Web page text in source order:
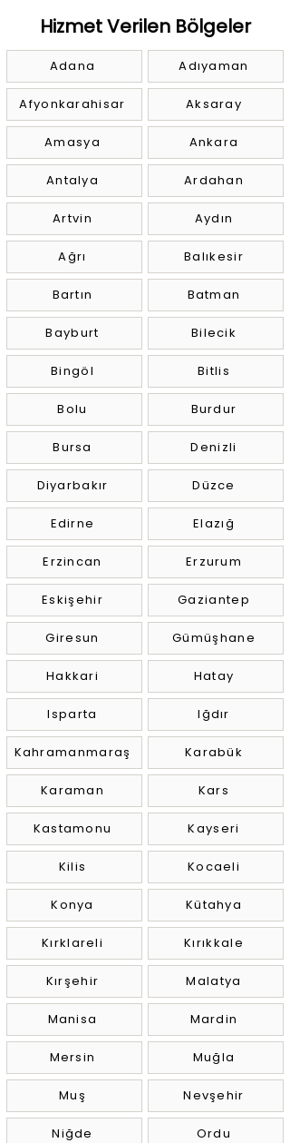
Hizmet Verilen Bölgeler
Adana
Afyonkarahisar
Amasya
Antalya
Artvin
Ağrı
Bartın
Bayburt
Bingöl
Bolu
Bursa
Diyarbakır
Edirne
Erzincan
Eskişehir
Giresun
Hakkari
Isparta
Kahramanmaraş
Karaman
Kastamonu
Kilis
Konya
Kırklareli
Kırşehir
Manisa
Mersin
Muş
Niğde
Adıyaman
Aksaray
Ankara
Ardahan
Aydın
Balıkesir
Batman
Bilecik
Bitlis
Burdur
Denizli
Düzce
Elazığ
Erzurum
Gaziantep
Gümüşhane
Hatay
Iğdır
Karabük
Kars
Kayseri
Kocaeli
Kütahya
Kırıkkale
Malatya
Mardin
Muğla
Nevşehir
Ordu